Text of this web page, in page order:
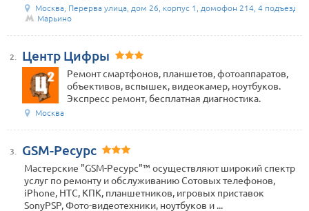
Москва, Перерва улица, дом 26, корпус 1, домофон 214, 4 подъезд
Марьино
2. Центр Цифры
Ремонт смартфонов, планшетов, фотоаппаратов,
объективов, вспышек, видеокамер, ноутбуков.
Экспресс ремонт, бесплатная диагностика.
Москва
3. GSM-Ресурс
Мастерские "GSM-Ресурс"™ осуществляют широкий спектр
услуг по ремонту и обслуживанию Cотовых телефонов,
iPhone, HTC, КПК, планшетников, игровых приставок
SonyPSP, Фото-видеотехники, ноутбуков и ...